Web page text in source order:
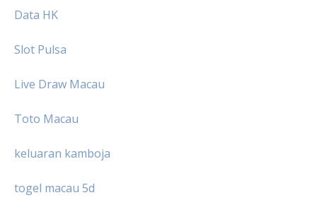
Data HK
Slot Pulsa
Live Draw Macau
Toto Macau
keluaran kamboja
togel macau 5d